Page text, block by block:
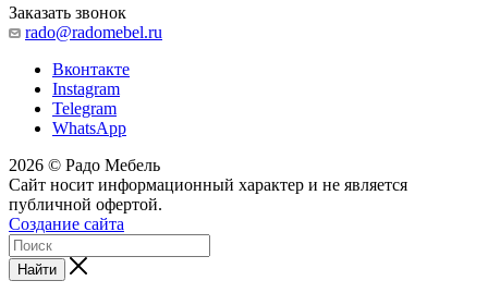
Заказать звонок
rado@radomebel.ru
Вконтакте
Instagram
Telegram
WhatsApp
2026 © Радо Мебель
Сайт носит информационный характер и не является
публичной офертой.
Создание сайта
Найти